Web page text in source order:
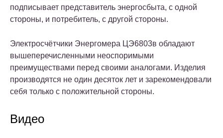
подписывает представитель энергосбыта, с одной
стороны, и потребитель, с другой стороны.
Электросчётчики Энергомера ЦЭ6803в обладают
вышеперечисленными неоспоримыми
преимуществами перед своими аналогами. Изделия
производятся не один десяток лет и зарекомендовали
себя только с положительной стороны.
Видео